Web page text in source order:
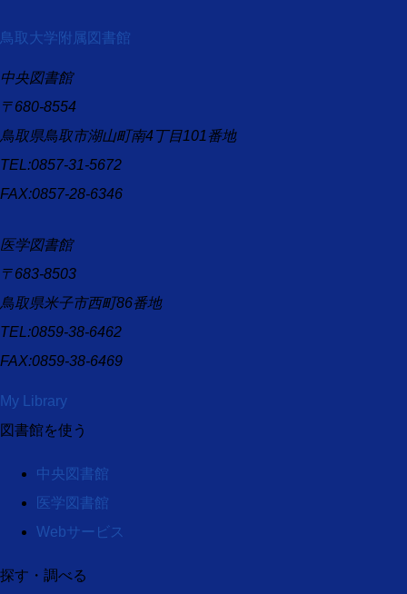
鳥取大学附属図書館
中央図書館
〒680-8554
鳥取県鳥取市湖山町南4丁目101番地
TEL:0857-31-5672
FAX:0857-28-6346
医学図書館
〒683-8503
鳥取県米子市西町86番地
TEL:0859-38-6462
FAX:0859-38-6469
My Library
図書館を使う
中央図書館
医学図書館
Webサービス
探す・調べる